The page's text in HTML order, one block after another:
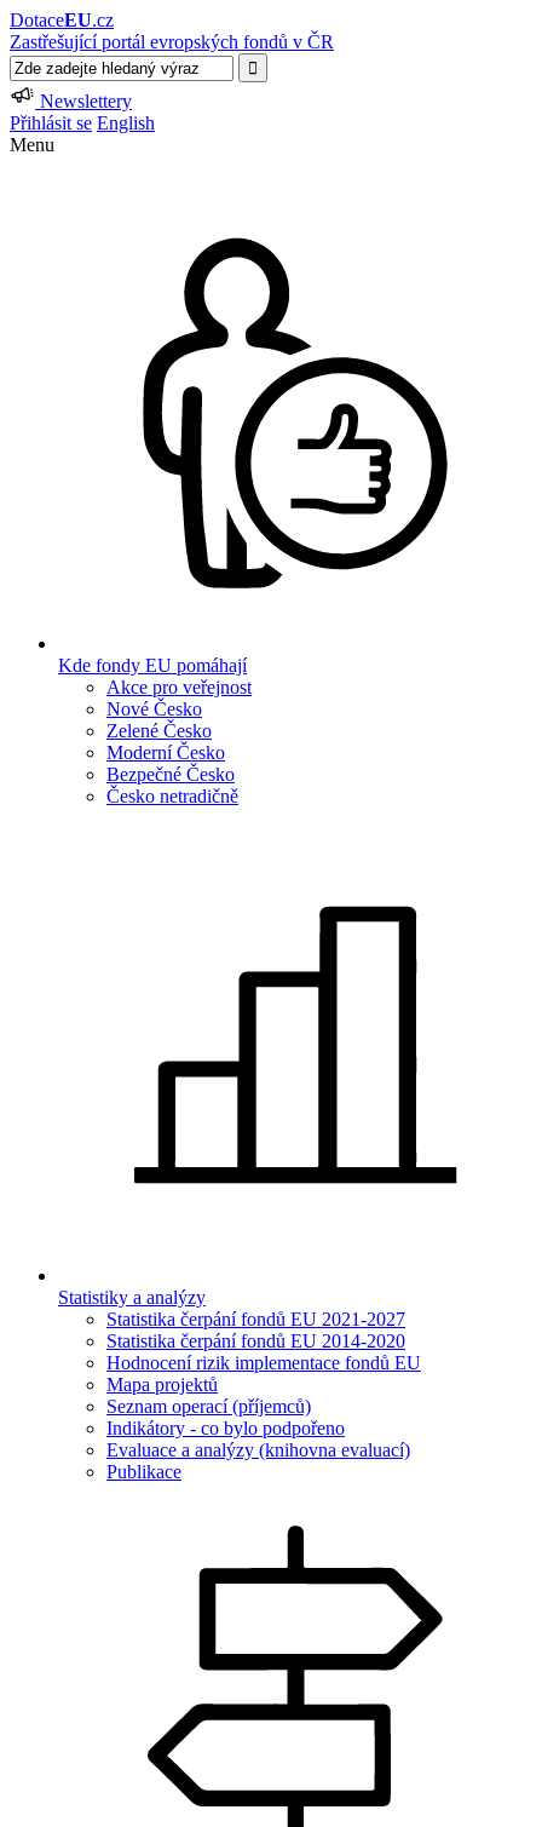
DotaceEU.cz
Zastřešující portál evropských fondů v ČR
Newslettery
Přihlásit se English
Menu
Kde fondy EU pomáhají
Akce pro veřejnost
Nové Česko
Zelené Česko
Moderní Česko
Bezpečné Česko
Česko netradičně
Statistiky a analýzy
Statistika čerpání fondů EU 2021-2027
Statistika čerpání fondů EU 2014-2020
Hodnocení rizik implementace fondů EU
Mapa projektů
Seznam operací (příjemců)
Indikátory - co bylo podpořeno
Evaluace a analýzy (knihovna evaluací)
Publikace